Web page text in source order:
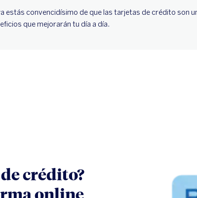
estás convencidísimo de que las tarjetas de crédito son
que mejorarán tu día a día.
crédito?
online